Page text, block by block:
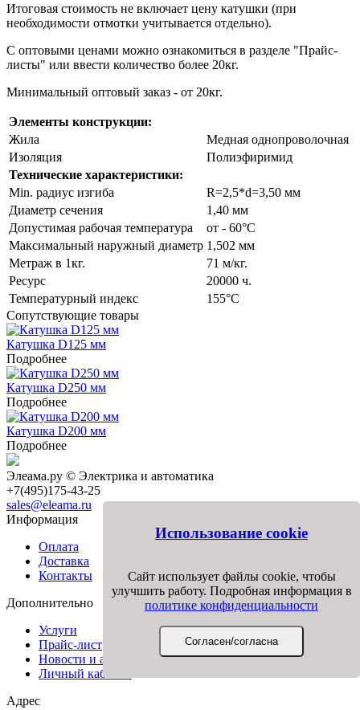
Итоговая стоимость не включает цену катушки (при
необходимости отмотки учитывается отдельно).
С оптовыми ценами можно ознакомиться в разделе "Прайс-
листы" или ввести количество более 20кг.
Минимальный оптовый заказ - от 20кг.
Элементы конструкции:
Жила
Медная однопроволочная
Изоляция
Полиэфиримид
Технические характеристики:
Min. радиус изгиба
R=2,5*d=3,50 мм
Диаметр сечения
1,40 мм
Допустимая рабочая температура
от - 60°C
Максимальный наружный диаметр 1,502 мм
Метраж в 1кг.
71 м/кг.
Ресурс
20000 ч.
Температурный индекс
155°C
Cопутствующие товары
Катушка D125 мм
Подробнее
Катушка D250 мм
Подробнее
Катушка D200 мм
Подробнее
Использование cookie
Сайт использует файлы cookie, чтобы
улучшить работу. Подробная информация в
политике конфиденциальности
Элеама.ру © Электрика и автоматика
+7(495)175-43-25
sales@eleama.ru
Информация
Оплата
Доставка
Контакты
Дополнительно
Услуги
Прайс-лист
Новости и акции
Личный кабинет
Адрес